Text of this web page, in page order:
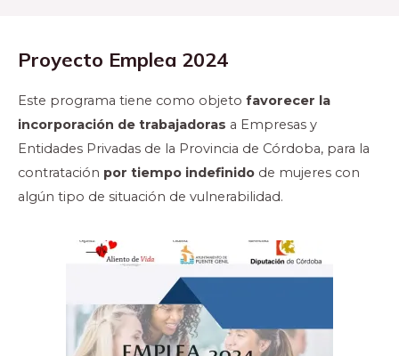
Proyecto Emplea 2024
Este programa tiene como objeto favorecer la
incorporación de trabajadoras a Empresas y
Entidades Privadas de la Provincia de Córdoba, para la
contratación por tiempo indefinido de mujeres con
algún tipo de situación de vulnerabilidad.